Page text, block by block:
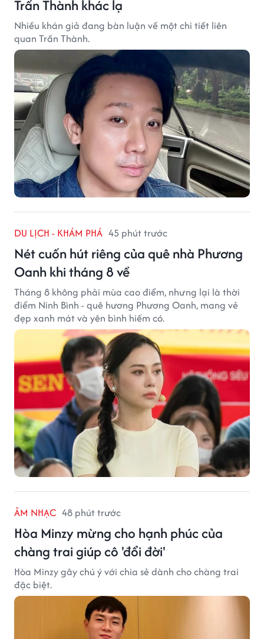
Trấn Thành khác lạ
Nhiều khán giả đang bàn luận về một chi tiết liên
quan Trấn Thành.
DU LỊCH - KHÁM PHÁ 45 phút trước
Nét cuốn hút riêng của quê nhà Phương
Oanh khi tháng 8 về
Tháng 8 không phải mùa cao điểm, nhưng lại là thời
điểm Ninh Bình - quê hương Phương Oanh, mang vẻ
đẹp xanh mát và yên bình hiếm có.
ÂM NHẠC 48 phút trước
Hòa Minzy mừng cho hạnh phúc của
chàng trai giúp cô 'đổi đời'
Hòa Minzy gây chú ý với chia sẻ dành cho chàng trai
đặc biệt.